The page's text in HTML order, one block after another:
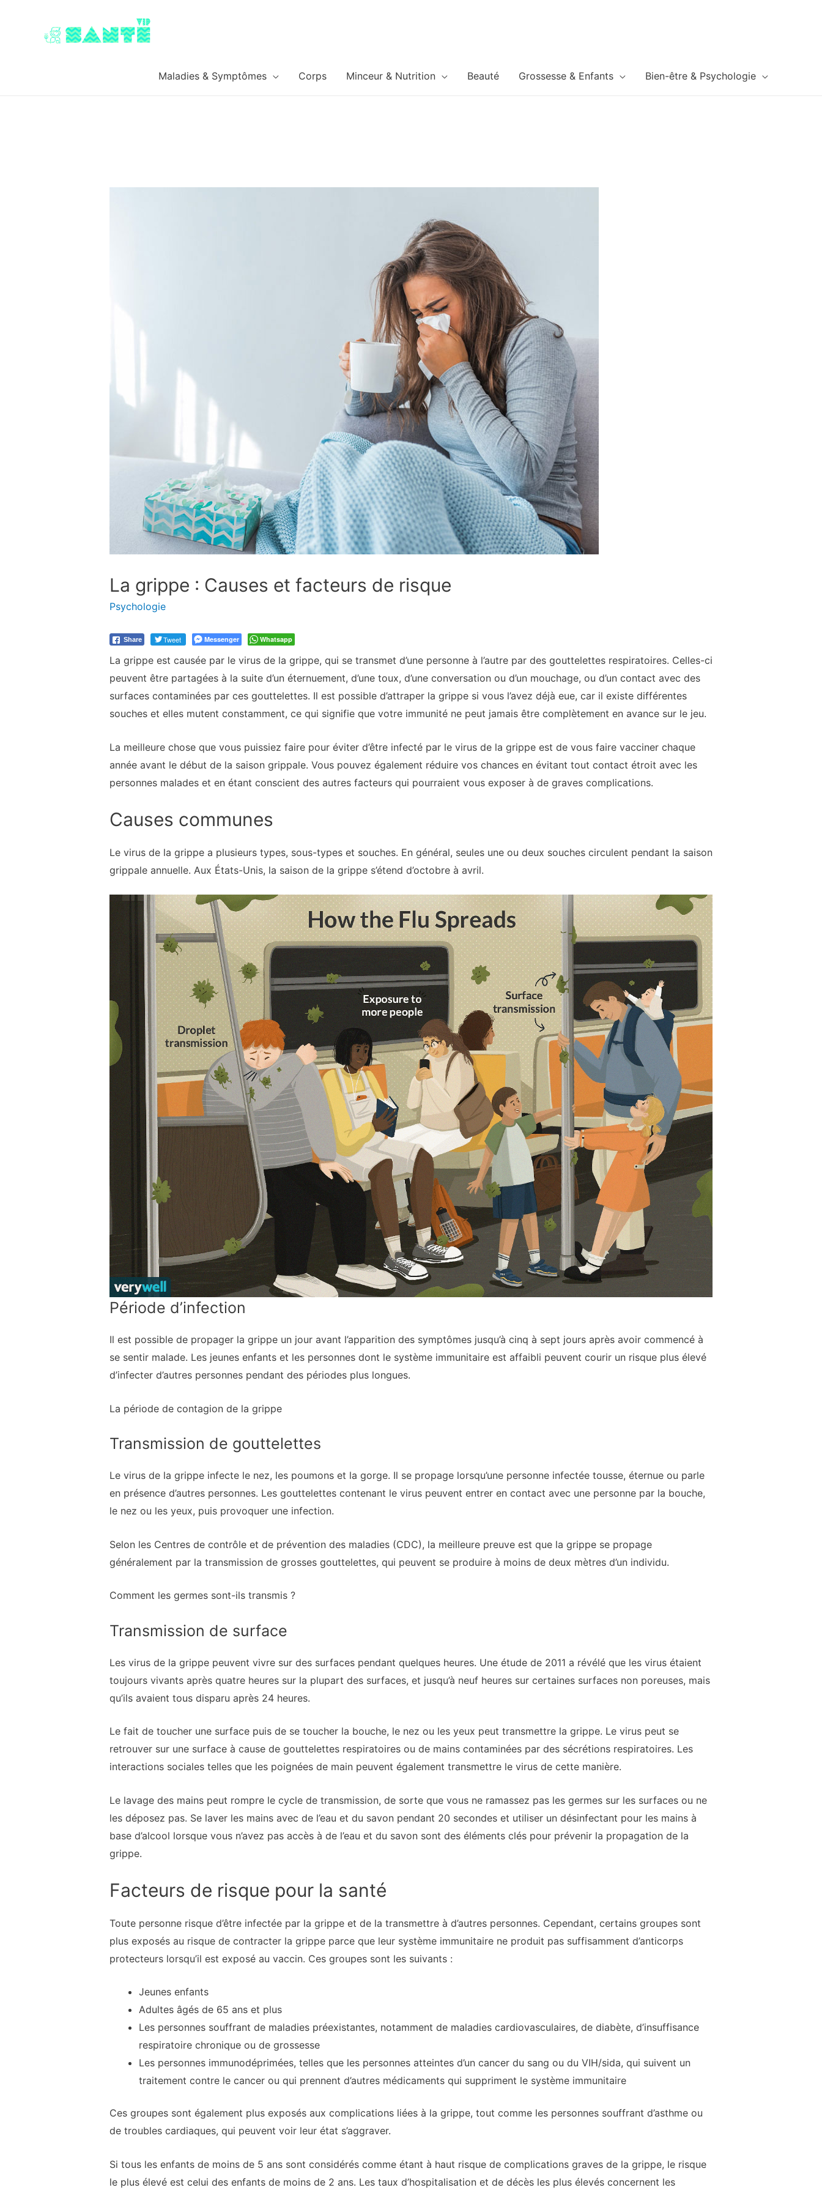
Maladies & Symptômes Corps Minceur & Nutrition Beauté Grossesse & Enfants Bien-être & Psychologie
La grippe : Causes et facteurs de risque
Psychologie
Share Tweet Messenger Whatsapp
La grippe est causée par le virus de la grippe, qui se transmet d’une personne à l’autre par des gouttelettes respiratoires. Celles-ci
peuvent être partagées à la suite d’un éternuement, d’une toux, d’une conversation ou d’un mouchage, ou d’un contact avec des
surfaces contaminées par ces gouttelettes. Il est possible d’attraper la grippe si vous l’avez déjà eue, car il existe différentes
souches et elles mutent constamment, ce qui signifie que votre immunité ne peut jamais être complètement en avance sur le jeu.
La meilleure chose que vous puissiez faire pour éviter d’être infecté par le virus de la grippe est de vous faire vacciner chaque
année avant le début de la saison grippale. Vous pouvez également réduire vos chances en évitant tout contact étroit avec les
personnes malades et en étant conscient des autres facteurs qui pourraient vous exposer à de graves complications.
Causes communes
Le virus de la grippe a plusieurs types, sous-types et souches. En général, seules une ou deux souches circulent pendant la saison
grippale annuelle. Aux États-Unis, la saison de la grippe s’étend d’octobre à avril.
Période d’infection
Il est possible de propager la grippe un jour avant l’apparition des symptômes jusqu’à cinq à sept jours après avoir commencé à
se sentir malade. Les jeunes enfants et les personnes dont le système immunitaire est affaibli peuvent courir un risque plus élevé
d’infecter d’autres personnes pendant des périodes plus longues.
La période de contagion de la grippe
Transmission de gouttelettes
Le virus de la grippe infecte le nez, les poumons et la gorge. Il se propage lorsqu’une personne infectée tousse, éternue ou parle
en présence d’autres personnes. Les gouttelettes contenant le virus peuvent entrer en contact avec une personne par la bouche,
le nez ou les yeux, puis provoquer une infection.
Selon les Centres de contrôle et de prévention des maladies (CDC), la meilleure preuve est que la grippe se propage
généralement par la transmission de grosses gouttelettes, qui peuvent se produire à moins de deux mètres d’un individu.
Comment les germes sont-ils transmis ?
Transmission de surface
Les virus de la grippe peuvent vivre sur des surfaces pendant quelques heures. Une étude de 2011 a révélé que les virus étaient
toujours vivants après quatre heures sur la plupart des surfaces, et jusqu’à neuf heures sur certaines surfaces non poreuses, mais
qu’ils avaient tous disparu après 24 heures.
Le fait de toucher une surface puis de se toucher la bouche, le nez ou les yeux peut transmettre la grippe. Le virus peut se
retrouver sur une surface à cause de gouttelettes respiratoires ou de mains contaminées par des sécrétions respiratoires. Les
interactions sociales telles que les poignées de main peuvent également transmettre le virus de cette manière.
Le lavage des mains peut rompre le cycle de transmission, de sorte que vous ne ramassez pas les germes sur les surfaces ou ne
les déposez pas. Se laver les mains avec de l’eau et du savon pendant 20 secondes et utiliser un désinfectant pour les mains à
base d’alcool lorsque vous n’avez pas accès à de l’eau et du savon sont des éléments clés pour prévenir la propagation de la
grippe.
Facteurs de risque pour la santé
Toute personne risque d’être infectée par la grippe et de la transmettre à d’autres personnes. Cependant, certains groupes sont
plus exposés au risque de contracter la grippe parce que leur système immunitaire ne produit pas suffisamment d’anticorps
protecteurs lorsqu’il est exposé au vaccin. Ces groupes sont les suivants :
Jeunes enfants
Adultes âgés de 65 ans et plus
Les personnes souffrant de maladies préexistantes, notamment de maladies cardiovasculaires, de diabète, d’insuffisance
respiratoire chronique ou de grossesse
Les personnes immunodéprimées, telles que les personnes atteintes d’un cancer du sang ou du VIH/sida, qui suivent un
traitement contre le cancer ou qui prennent d’autres médicaments qui suppriment le système immunitaire
Ces groupes sont également plus exposés aux complications liées à la grippe, tout comme les personnes souffrant d’asthme ou
de troubles cardiaques, qui peuvent voir leur état s’aggraver.
Si tous les enfants de moins de 5 ans sont considérés comme étant à haut risque de complications graves de la grippe, le risque
le plus élevé est celui des enfants de moins de 2 ans. Les taux d’hospitalisation et de décès les plus élevés concernent les